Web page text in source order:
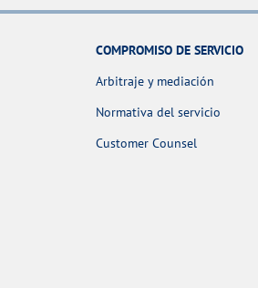
COMPROMISO DE SERVICIO
Arbitraje y mediación
Normativa del servicio
Customer Counsel